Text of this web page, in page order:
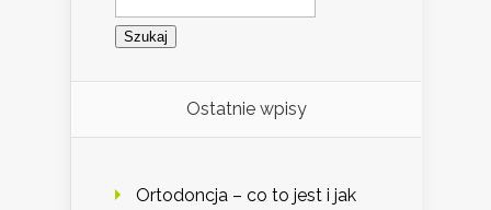
Ostatnie wpisy
Ortodoncja – co to jest i jak